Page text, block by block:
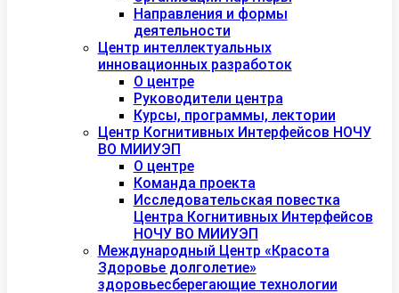
Направления и формы
деятельности
Центр интеллектуальных
инновационных разработок
О центре
Руководители центра
Курсы, программы, лектории
Центр Когнитивных Интерфейсов НОЧУ
ВО МИИУЭП
О центре
Команда проекта
Исследовательская повестка
Центра Когнитивных Интерфейсов
НОЧУ ВО МИИУЭП
Международный Центр «Красота
Здоровье долголетие»
здоровьесберегающие технологии